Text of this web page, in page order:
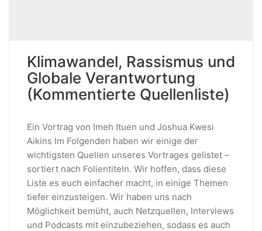
Klimawandel, Rassismus und
Globale Verantwortung
(Kommentierte Quellenliste)
Ein Vortrag von Imeh Ituen und Joshua Kwesi
Aikins Im Folgenden haben wir einige der
wichtigsten Quellen unseres Vortrages gelistet –
sortiert nach Folientiteln. Wir hoffen, dass diese
Liste es euch einfacher macht, in einige Themen
tiefer einzusteigen. Wir haben uns nach
Möglichkeit bemüht, auch Netzquellen, Interviews
und Podcasts mit einzubeziehen, sodass es auch